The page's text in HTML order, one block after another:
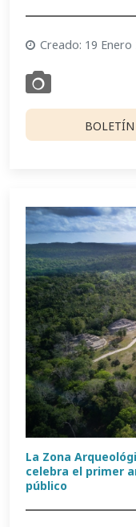
Creado: 19 Enero
La Zona
celebra el primer
público